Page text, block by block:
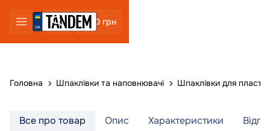
0 грн
Головна Шпаклівки та наповнювачі Шпаклівки для
Все про товар Опис Характеристики